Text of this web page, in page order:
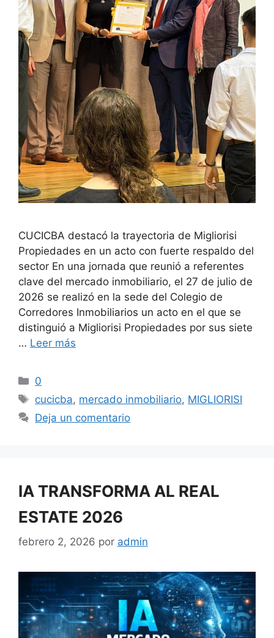
CUCICBA destacó la trayectoria de Migliorisi
Propiedades en un acto con fuerte respaldo del
sector En una jornada que reunió a referentes
clave del mercado inmobiliario, el 27 de julio de
2026 se realizó en la sede del Colegio de
Corredores Inmobiliarios un acto en el que se
distinguió a Migliorisi Propiedades por sus siete
… Leer más
Categorías
0
Etiquetas
cucicba, mercado inmobiliario, MIGLIORISI
Deja un comentario
IA TRANSFORMA AL REAL
ESTATE 2026
febrero 2, 2026 por admin